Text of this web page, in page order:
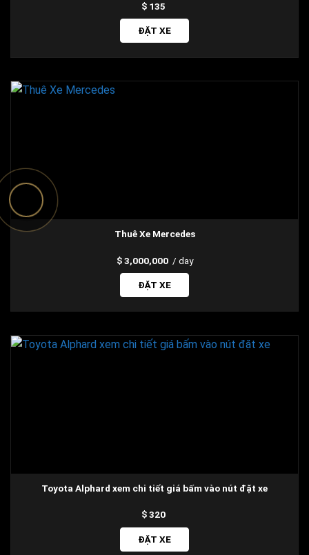
135
ĐẶT XE
Thuê Xe Mercedes
3,000,000 / day
ĐẶT XE
Toyota Alphard xem chi tiết giá bấm vào nút đặt xe
320
ĐẶT XE